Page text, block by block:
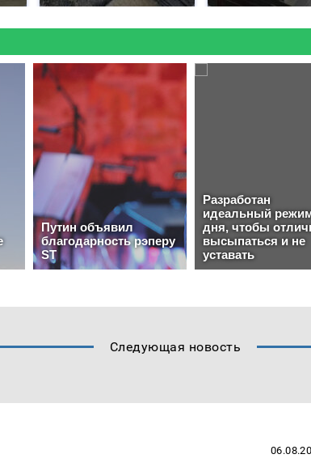
Следующая новость